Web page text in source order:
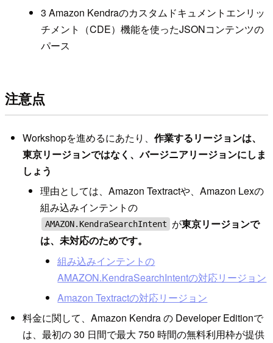
3 Amazon Kendraのカスタムドキュメントエンリッ
チメント（CDE）機能を使ったJSONコンテンツの
パース
注意点
Workshopを進めるにあたり、 作業するリージョンは、
東京リージョンではなく、バージニアリージョンにしま
しょう
理由としては、Amazon Textractや、Amazon Lexの
組み込みインテントの
AMAZON.KendraSearchIntent が東京リージョンで
は、未対応のためです。
組み込みインテントの
AMAZON.KendraSearchIntentの対応リージョン
Amazon Textractの対応リージョン
料金に関して、Amazon Kendra の Developer Editionで
は、最初の 30 日間で最大 750 時間の無料利用枠が提供